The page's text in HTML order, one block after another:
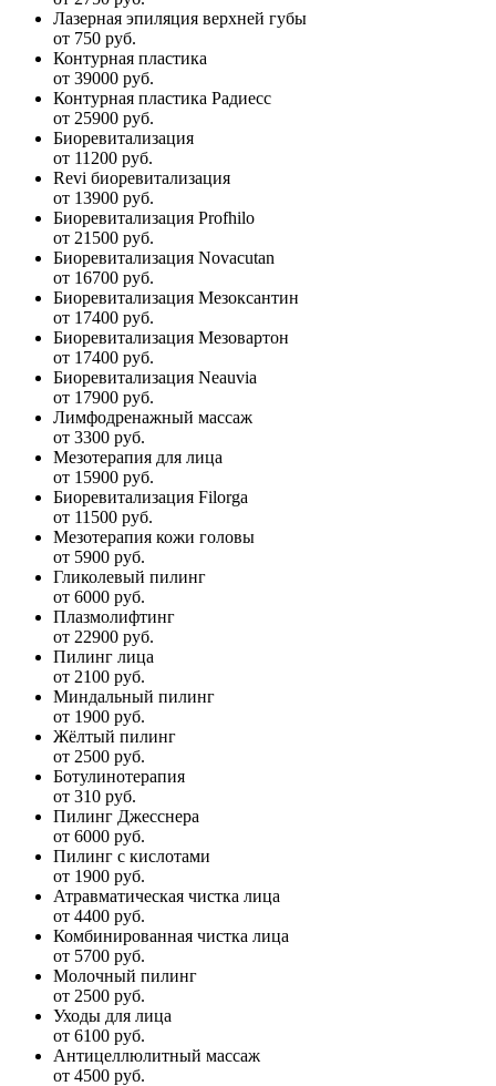
Лазерная эпиляция верхней губы
от 750 руб.
Контурная пластика
от 39000 руб.
Контурная пластика Радиесс
от 25900 руб.
Биоревитализация
от 11200 руб.
Revi биоревитализация
от 13900 руб.
Биоревитализация Profhilo
от 21500 руб.
Биоревитализация Novacutan
от 16700 руб.
Биоревитализация Мезоксантин
от 17400 руб.
Биоревитализация Мезовартон
от 17400 руб.
Биоревитализация Neauvia
от 17900 руб.
Лимфодренажный массаж
от 3300 руб.
Мезотерапия для лица
от 15900 руб.
Биоревитализация Filorga
от 11500 руб.
Мезотерапия кожи головы
от 5900 руб.
Гликолевый пилинг
от 6000 руб.
Плазмолифтинг
от 22900 руб.
Пилинг лица
от 2100 руб.
Миндальный пилинг
от 1900 руб.
Жёлтый пилинг
от 2500 руб.
Ботулинотерапия
от 310 руб.
Пилинг Джесснера
от 6000 руб.
Пилинг с кислотами
от 1900 руб.
Атравматическая чистка лица
от 4400 руб.
Комбинированная чистка лица
от 5700 руб.
Молочный пилинг
от 2500 руб.
Уходы для лица
от 6100 руб.
Антицеллюлитный массаж
от 4500 руб.